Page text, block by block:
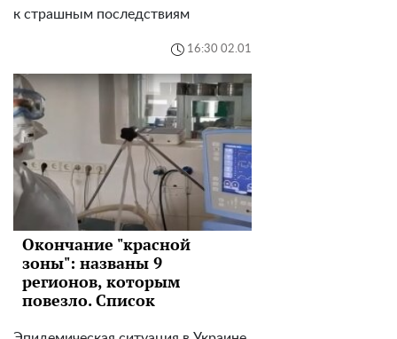
к страшным последствиям
16:30 02.01
Окончание "красной
зоны": названы 9
регионов, которым
повезло. Список